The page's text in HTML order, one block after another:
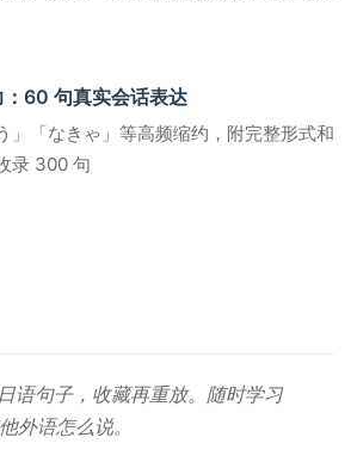
60 句真实会话表达
」「なきゃ」等高频缩约，附完整形式和
录 300 句
语句子，收藏再重放。随时学习
外语怎么说。